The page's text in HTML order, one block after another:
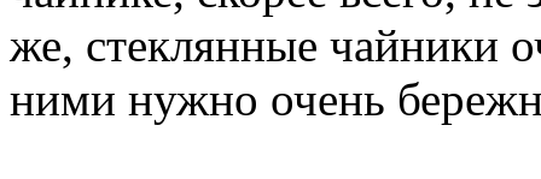
же, стеклянные чайники
ними нужно очень